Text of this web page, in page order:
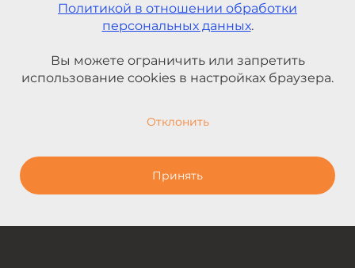
Политикой в отношении обработки
персональных данных.
Вы можете ограничить или запретить
использование cookies в настройках браузера.
Отклонить
Принять